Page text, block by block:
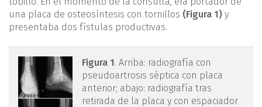
una placa de osteosíntesis con tornillos (Figura 1) y
presentaba dos fístulas productivas.
mact.1301.fs2105005-
figura1.png
Figura 1. Arriba: radiografía con
pseudoartrosis séptica con placa
anterior; abajo: radiografía tras
retirada de la placa y con espaciador